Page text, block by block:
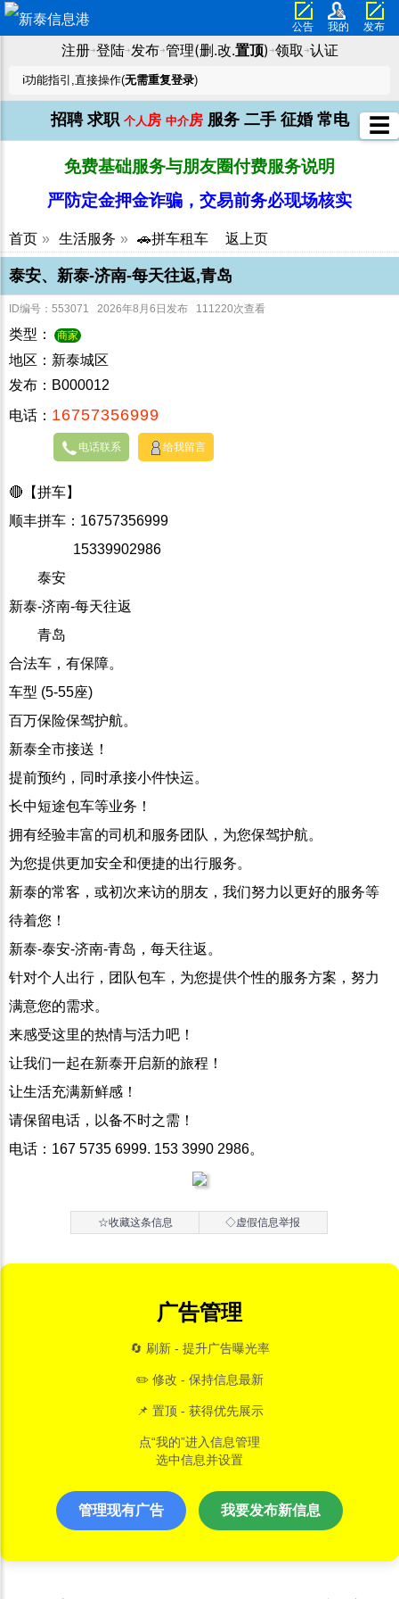
公告 我的 发布
注册➜登陆➜发布➜管理(删.改.置顶) ➜领取 ➜认证
ℹ️功能指引,直接操作(无需重复登录)
招聘 求职 个人 房 中介房 服务 二手 征婚 常电
免费基础服务与朋友圈付费服务说明
严防定金押金诈骗，交易前务必现场核实
首页 » 生活服务 » 🚗拼车租车 返上页
泰安、新泰-济南-每天往返,青岛
ID编号：553071 2026年8月6日发布 111220次查看
类型： 商家
地区：新泰城区
发布：B000012
电话： 16757356999
电话联系 给我留言
🔴【拼车】
顺丰拼车：16757356999
15339902986
泰安
新泰-济南-每天往返
青岛
合法车，有保障。
车型 (5-55座)
百万保险保驾护航。
新泰全市接送！
提前预约，同时承接小件快运。
长中短途包车等业务！
拥有经验丰富的司机和服务团队，为您保驾护航。
为您提供更加安全和便捷的出行服务。
新泰的常客，或初次来访的朋友，我们努力以更好的服务等
待着您！
新泰-泰安-济南-青岛，每天往返。
针对个人出行，团队包车，为您提供个性的服务方案，努力
满意您的需求。
来感受这里的热情与活力吧！
让我们一起在新泰开启新的旅程！
让生活充满新鲜感！
请保留电话，以备不时之需！
电话：167 5735 6999. 153 3990 2986。
☆收藏这条信息 ◇虚假信息举报
广告管理
🔄 刷新 - 提升广告曝光率
✏️ 修改 - 保持信息最新
📌 置顶 - 获得优先展示
点“我的”进入信息管理
选中信息并设置
管理现有广告 我要发布新信息
☰